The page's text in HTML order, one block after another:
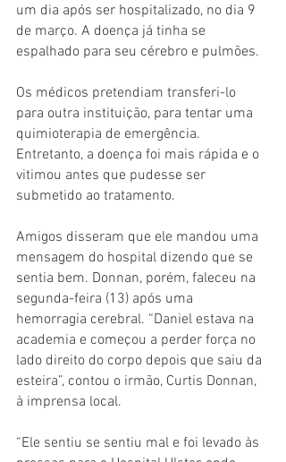
um dia após ser hospitalizado, no dia 9
de março. A doença já tinha se
espalhado para seu cérebro e pulmões.
Os médicos pretendiam transferi-lo
para outra instituição, para tentar uma
quimioterapia de emergência.
Entretanto, a doença foi mais rápida e o
vitimou antes que pudesse ser
submetido ao tratamento.
Amigos disseram que ele mandou uma
mensagem do hospital dizendo que se
sentia bem. Donnan, porém, faleceu na
segunda-feira (13) após uma
hemorragia cerebral. “Daniel estava na
academia e começou a perder força no
lado direito do corpo depois que saiu da
esteira”, contou o irmão, Curtis Donnan,
à imprensa local.
“Ele sentiu se sentiu mal e foi levado às